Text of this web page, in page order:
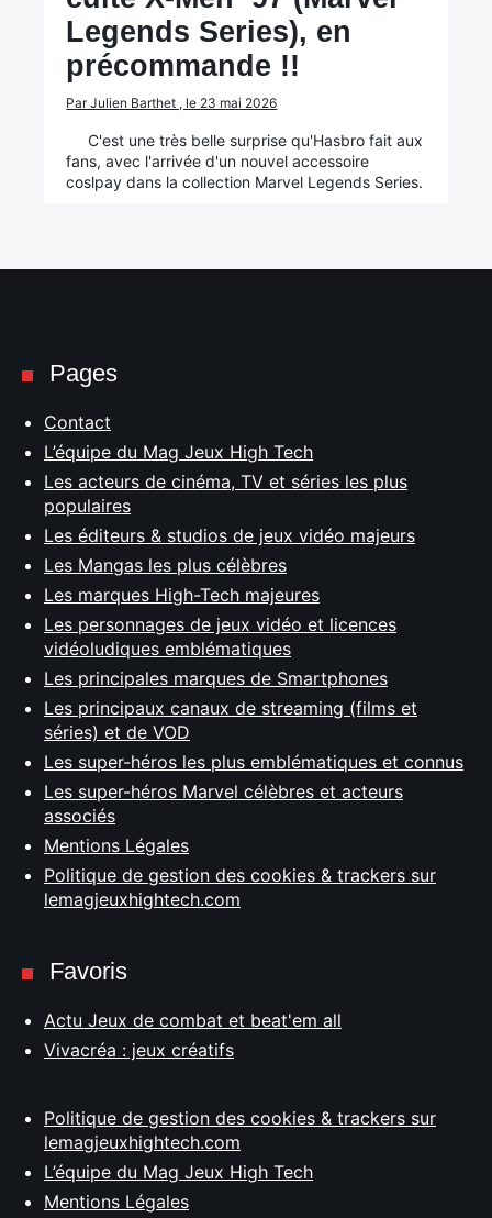
Legends Series), en
précommande !!
Par Julien Barthet , le 23 mai 2026
C'est une très belle surprise qu'Hasbro fait aux
fans, avec l'arrivée d'un nouvel accessoire
coslpay dans la collection Marvel Legends Series.
Pages
Contact
L’équipe du Mag Jeux High Tech
Les acteurs de cinéma, TV et séries les plus
populaires
Les éditeurs & studios de jeux vidéo majeurs
Les Mangas les plus célèbres
Les marques High-Tech majeures
Les personnages de jeux vidéo et licences
vidéoludiques emblématiques
Les principales marques de Smartphones
Les principaux canaux de streaming (films et
séries) et de VOD
Les super-héros les plus emblématiques et connus
Les super-héros Marvel célèbres et acteurs
associés
Mentions Légales
Politique de gestion des cookies & trackers sur
lemagjeuxhightech.com
Favoris
Actu Jeux de combat et beat'em all
Vivacréa : jeux créatifs
Politique de gestion des cookies & trackers sur
lemagjeuxhightech.com
L’équipe du Mag Jeux High Tech
Mentions Légales
Rechercher